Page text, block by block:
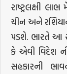
રાષ્ટ્રલક્ષી
ચીન અને
પડશે. ભારતે આ
કે એવી વિદેશ
સહકારની